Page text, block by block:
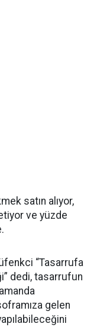
satın alıyor,
ve yüzde
“Tasarrufa
dedi, tasarrufun
gelen